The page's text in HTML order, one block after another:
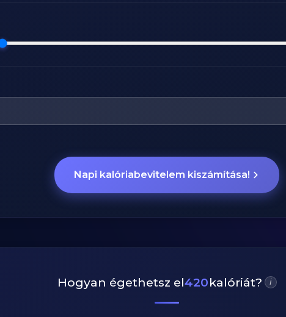
Napi kalóriabevitelem kiszámítása!
Hogyan égethetsz el420kalóriát? i